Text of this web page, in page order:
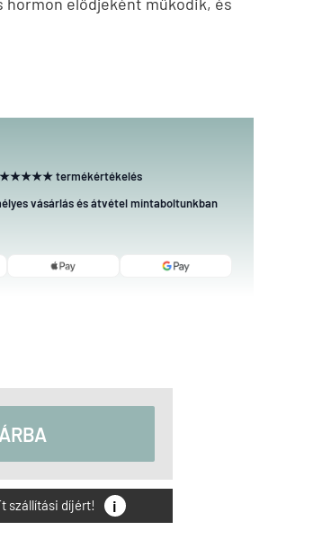
★★★★★ termékértékelés
vásárlás és átvétel mintaboltunkban
szállítási díjért! i